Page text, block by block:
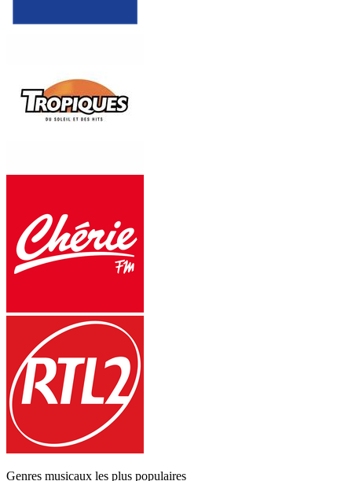
Genres musicaux les plus populaires